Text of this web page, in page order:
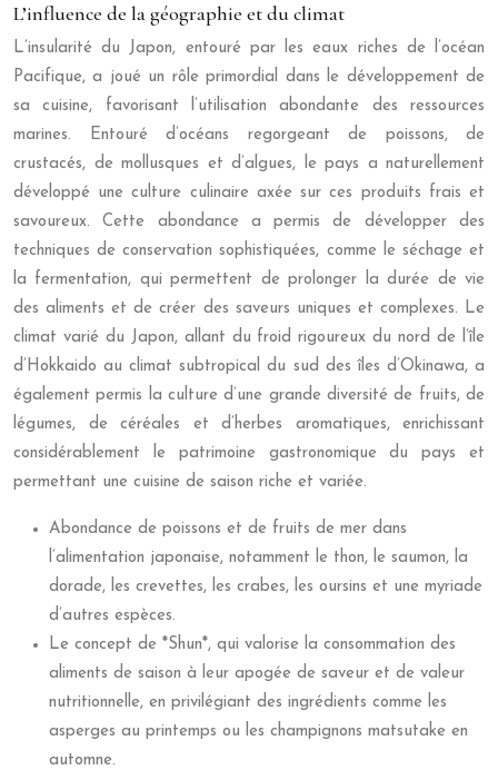
L’influence de la géographie et du climat
L’insularité du Japon, entouré par les eaux riches de l’océan
Pacifique, a joué un rôle primordial dans le développement de
sa cuisine, favorisant l’utilisation abondante des ressources
marines. Entouré d’océans regorgeant de poissons, de
crustacés, de mollusques et d’algues, le pays a naturellement
développé une culture culinaire axée sur ces produits frais et
savoureux. Cette abondance a permis de développer des
techniques de conservation sophistiquées, comme le séchage et
la fermentation, qui permettent de prolonger la durée de vie
des aliments et de créer des saveurs uniques et complexes. Le
climat varié du Japon, allant du froid rigoureux du nord de l’île
d’Hokkaido au climat subtropical du sud des îles d’Okinawa, a
également permis la culture d’une grande diversité de fruits, de
légumes, de céréales et d’herbes aromatiques, enrichissant
considérablement le patrimoine gastronomique du pays et
permettant une cuisine de saison riche et variée.
Abondance de poissons et de fruits de mer dans
l’alimentation japonaise, notamment le thon, le saumon, la
dorade, les crevettes, les crabes, les oursins et une myriade
d’autres espèces.
Le concept de *Shun*, qui valorise la consommation des
aliments de saison à leur apogée de saveur et de valeur
nutritionnelle, en privilégiant des ingrédients comme les
asperges au printemps ou les champignons matsutake en
automne.